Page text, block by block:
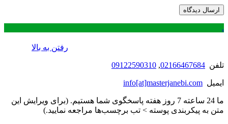
.
رفتن به بالا
تلفن 02166467684
,
09122590310
ایمیل info[at]masterjanebi.com
ما 24 ساعته 7 روز هفته پاسخگوی شما هستیم. (برای ویرایش این
متن به پیکربندی پوسته > تب برچسب‌ها مراجعه نمایید.)